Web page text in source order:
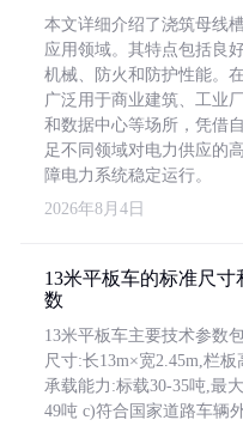
本文详细介绍了浇筑母线
应用领域。其特点包括良好
机械、防火和防护性能。
广泛用于商业建筑、工业
和数据中心等场所，凭借
足不同领域对电力供应的
障电力系统稳定运行。
2026年8月4日
13米平板车的标准尺寸
数
13米平板车主要技术参数
尺寸:长13m×宽2.45m,栏板
承载能力:标载30-35吨,最
49吨 c)符合国家道路车辆